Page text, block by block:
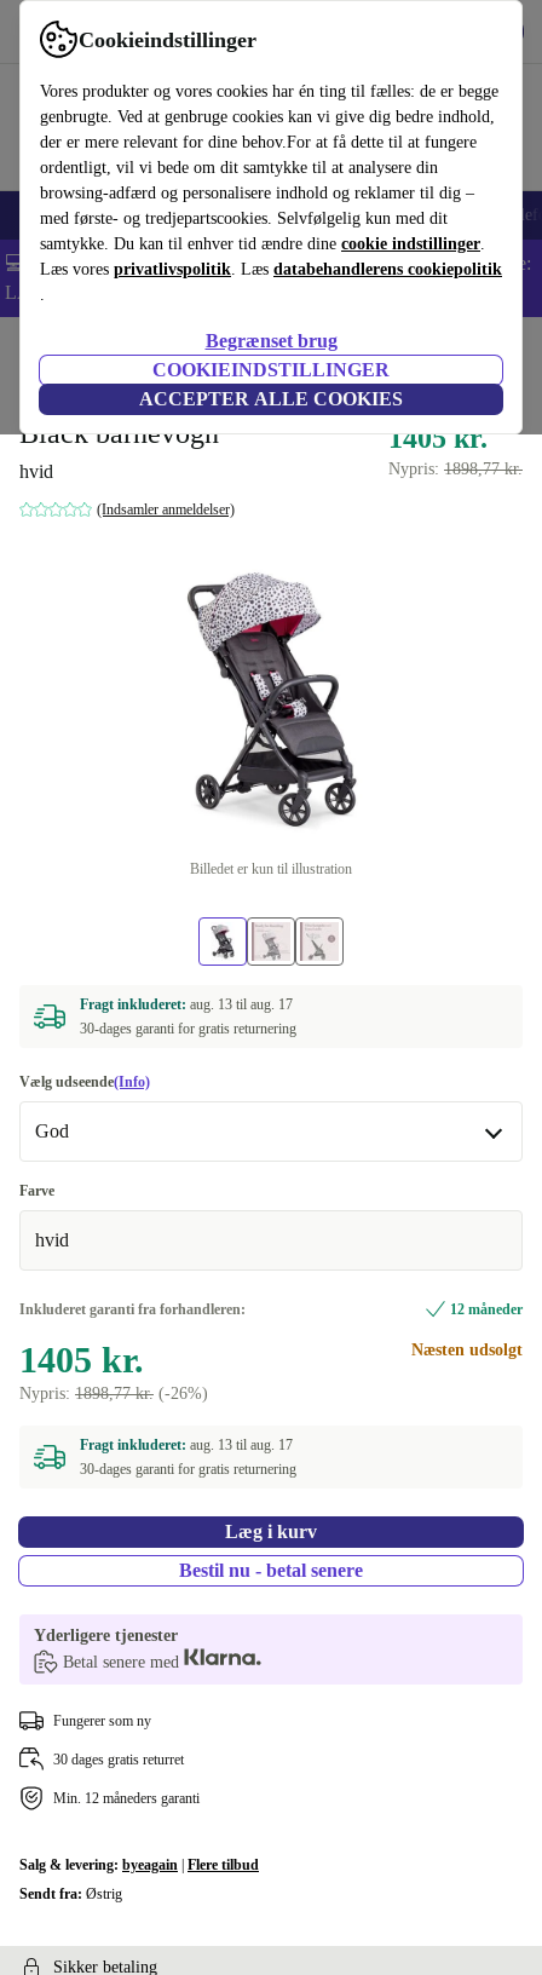
Cookieindstillinger
Vores produkter og vores cookies har én ting til fælles: de er begge
genbrugte. Ved at genbruge cookies kan vi give dig bedre indhold,
der er mere relevant for dine behov.For at få dette til at fungere
ordentligt, vil vi bede om dit samtykke til at analysere din
browsing-adfærd og personalisere indhold og reklamer til dig –
med første- og tredjepartscookies. Selvfølgelig kun med dit
samtykke. Du kan til enhver tid ændre dine cookie indstillinger.
Læs vores privatlivspolitik. Læs databehandlerens cookiepolitik
.
Begrænset brug
COOKIEINDSTILLINGER
ACCEPTER ALLE COOKIES
Brug refurbed hurtigt og nemt
Smartphones Bærbare Tablets Smartwatches Tilbehør
💻 Ekstra 5% rabat på alle MacBooks og bærbare computere - Kode:
LAPTOP5 -
Barnevogne & Klapvogne
Inglesina Quid² Polka Dots
Black barnevogn
hvid
(Indsamler anmeldelser)
1405 kr.
Nypris: 1898,77 kr.
Billedet er kun til illustration
Fragt inkluderet: aug. 13 til aug. 17
30-dages garanti for gratis returnering
Vælg udseende(Info)
God
God
Fremragende
Farve
hvid
Inkluderet garanti fra forhandleren: 12 måneder
1405 kr.
Nypris: 1898,77 kr. (-26%)
Næsten udsolgt
Fragt inkluderet: aug. 13 til aug. 17
30-dages garanti for gratis returnering
Læg i kurv
Bestil nu - betal senere
Yderligere tjenester
Betal senere med
Fungerer som ny
30 dages gratis returret
Min. 12 måneders garanti
Salg & levering: byeagain Flere tilbud
Sendt fra: Østrig
Sikker betaling